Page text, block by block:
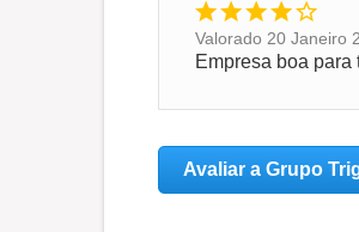
Valorado 20 Janeiro
Empresa boa para
Avaliar a Grupo